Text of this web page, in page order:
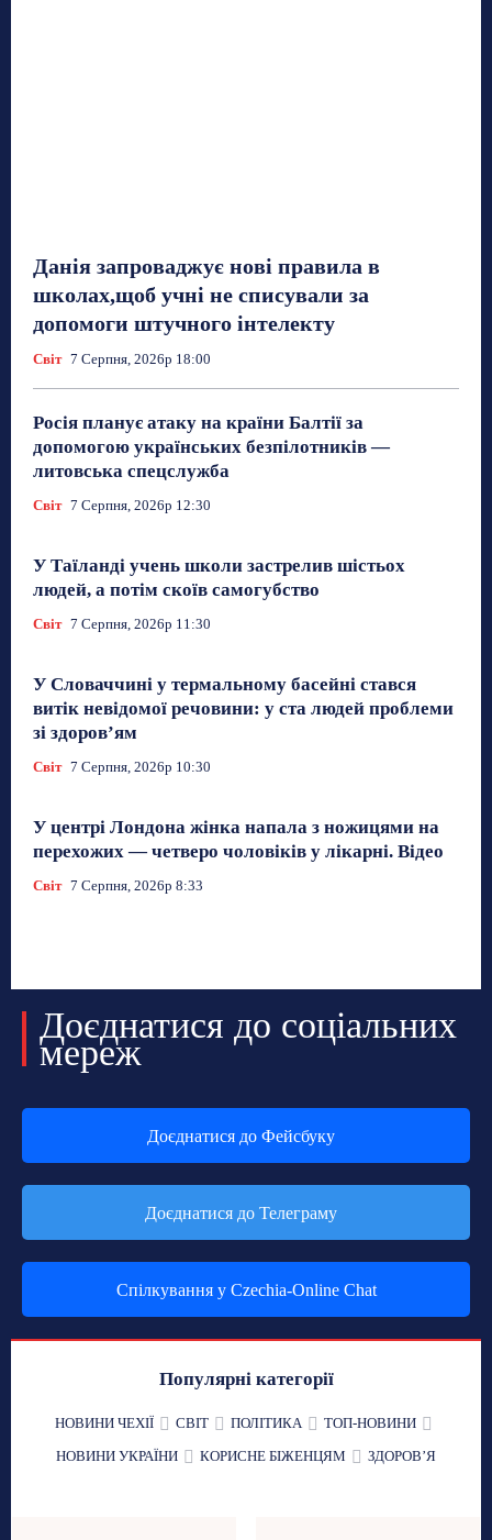
Данія запроваджує нові правила в
школах,щоб учні не списували за
допомоги штучного інтелекту
Світ 7 Серпня, 2026р 18:00
Росія планує атаку на країни Балтії за
допомогою українських безпілотників —
литовська спецслужба
Світ 7 Серпня, 2026р 12:30
У Таїланді учень школи застрелив шістьох
людей, а потім скоїв самогубство
Світ 7 Серпня, 2026р 11:30
У Словаччині у термальному басейні стався
витік невідомої речовини: у ста людей проблеми
зі здоров’ям
Світ 7 Серпня, 2026р 10:30
У центрі Лондона жінка напала з ножицями на
перехожих — четверо чоловіків у лікарні. Відео
Світ 7 Серпня, 2026р 8:33
Доєднатися до соціальних
мереж
Доєднатися до Фейсбуку
Доєднатися до Телеграму
Спілкування у Czechia-Online Chat
Популярні категорії
НОВИНИ ЧЕХІЇ СВІТ ПОЛІТИКА
ТОП-НОВИНИ
НОВИНИ УКРАЇНИ
КОРИСНЕ БІЖЕНЦЯМ ЗДОРОВʼЯ